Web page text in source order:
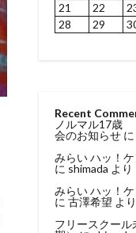
21
22
28
29
Recent
ノルマル17歳
会のお知らせ に
みらい ハッ！
に shimada より
みらい ハッ！
に 古澤希望 より
フリースクー